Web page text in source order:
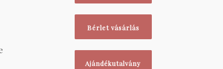
Bérlet vásárlás
Ajándékutalvány